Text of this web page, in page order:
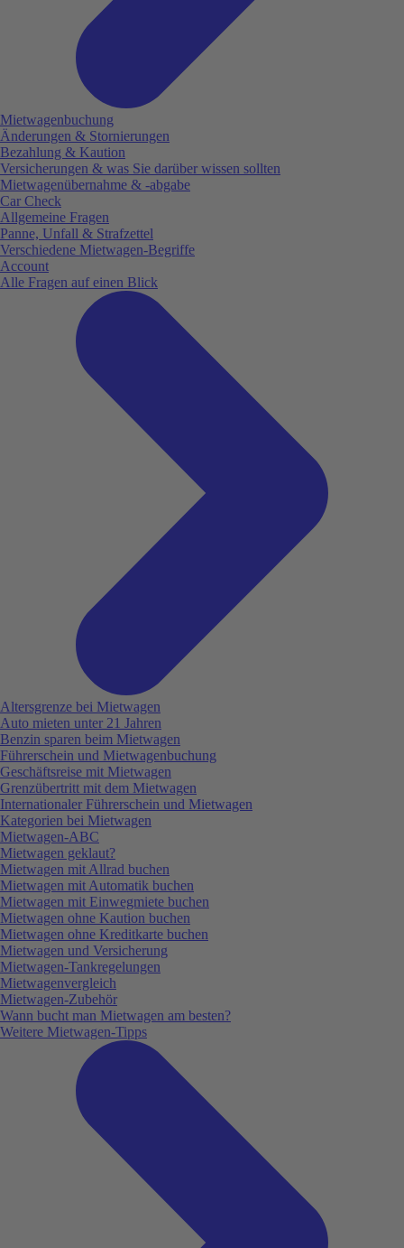
Mietwagenbuchung
Änderungen & Stornierungen
Bezahlung & Kaution
Versicherungen & was Sie darüber wissen sollten
Mietwagenübernahme & -abgabe
Car Check
Allgemeine Fragen
Panne, Unfall & Strafzettel
Verschiedene Mietwagen-Begriffe
Account
Alle Fragen auf einen Blick
Altersgrenze bei Mietwagen
Auto mieten unter 21 Jahren
Benzin sparen beim Mietwagen
Führerschein und Mietwagenbuchung
Geschäftsreise mit Mietwagen
Grenzübertritt mit dem Mietwagen
Internationaler Führerschein und Mietwagen
Kategorien bei Mietwagen
Mietwagen-ABC
Mietwagen geklaut?
Mietwagen mit Allrad buchen
Mietwagen mit Automatik buchen
Mietwagen mit Einwegmiete buchen
Mietwagen ohne Kaution buchen
Mietwagen ohne Kreditkarte buchen
Mietwagen und Versicherung
Mietwagen-Tankregelungen
Mietwagenvergleich
Mietwagen-Zubehör
Wann bucht man Mietwagen am besten?
Weitere Mietwagen-Tipps